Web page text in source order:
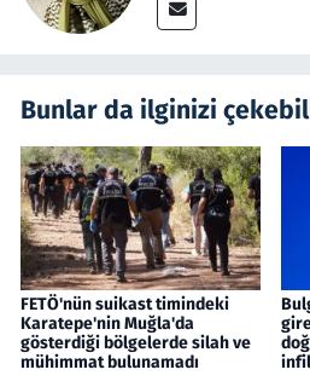
Bunlar da ilginizi
FETÖ'nün suikast timindeki
Karatepe'nin Muğla'da
gösterdiği bölgelerde silah ve
mühimmat bulunamadı